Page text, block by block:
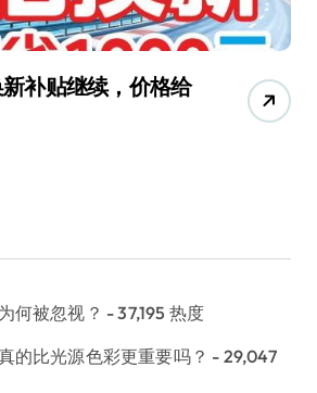
补贴继续，价格给
何被忽视？ - 37,195 热度
的比光源色彩更重要吗？ - 29,047